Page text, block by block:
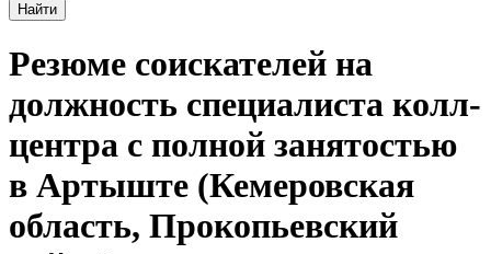
Найти
Резюме соискателей на
должность специалиста колл-
центра с полной занятостью
в Артыште (Кемеровская
область, Прокопьевский